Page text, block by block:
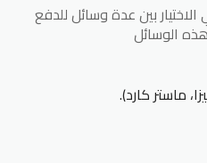
بين عدة وسائل للدفع
الوسائل
ماستر كارد).